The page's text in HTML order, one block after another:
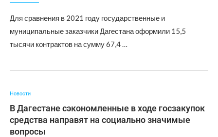
Для сравнения в 2021 году государственные и
муниципальные заказчики Дагестана оформили 15,5
тысячи контрактов на сумму 67,4 …
Новости
В Дагестане сэкономленные в ходе госзакупок
средства направят на социально значимые
вопросы